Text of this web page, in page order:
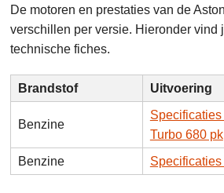
De motoren en prestaties van de
verschillen per versie. Hieronder vind
technische fiches.
Brandstof Uitvoering
Benzine
Turbo 680 pk
Benzine